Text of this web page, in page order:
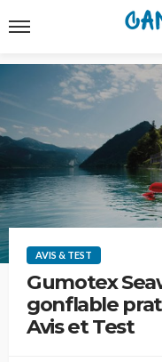
AVIS & TEST
Gumotex
gonflable
Avis et Test